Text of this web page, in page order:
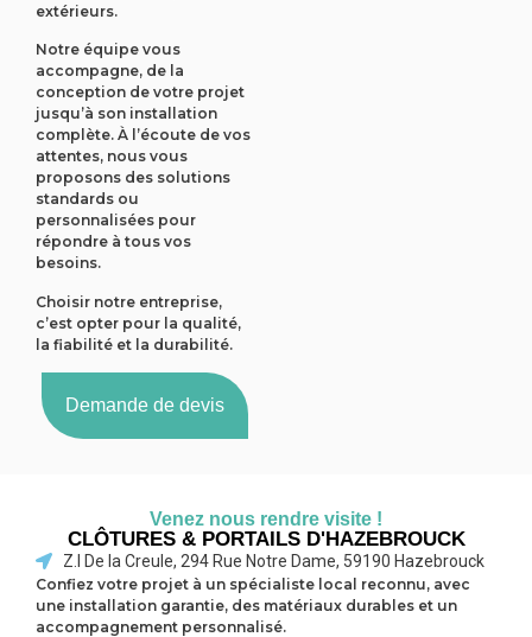
extérieurs.
Notre équipe vous
accompagne, de la
conception de votre projet
jusqu’à son installation
complète. À l’écoute de vos
attentes, nous vous
proposons des solutions
standards ou
personnalisées pour
répondre à tous vos
besoins.
Choisir notre entreprise,
c’est opter pour la qualité,
la fiabilité et la durabilité.
Demande de devis
Venez nous rendre visite !
CLÔTURES & PORTAILS D'HAZEBROUCK
Z.I De la Creule, 294 Rue Notre Dame, 59190 Hazebrouck
Confiez votre projet à un spécialiste local reconnu, avec
une installation garantie, des matériaux durables et un
accompagnement personnalisé.